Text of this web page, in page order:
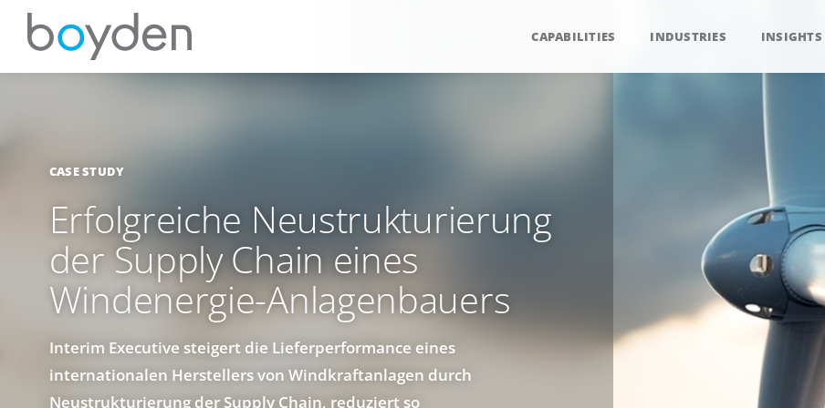
CAPABILITIES INDUSTRIES INSIGHTS
CASE STUDY
Erfolgreiche Neustrukturierung
der Supply Chain eines
Windenergie-Anlagenbauers
Interim Executive steigert die Lieferperformance eines
internationalen Herstellers von Windkraftanlagen durch
Neustrukturierung der Supply Chain, reduziert so